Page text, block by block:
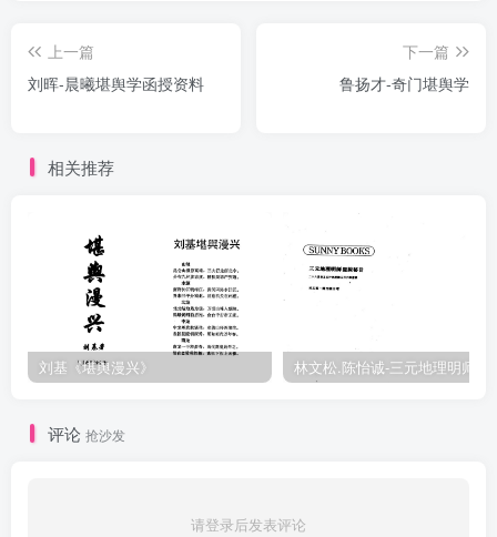
上一篇
刘晖-晨曦堪舆学函授资料
下一篇
鲁扬才-奇门堪舆学
相关推荐
刘基《堪舆漫兴》
评论 抢沙发
请登录后发表评论